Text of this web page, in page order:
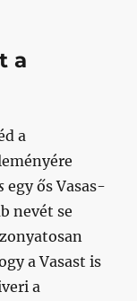
a
a
egy ős Vasas-
nevét se
a Vasast is
a